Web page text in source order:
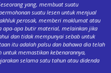
yang, membuat suatu
suatu lesen untuk menjual
perosak, memberi maklumat atau
apa-apa butir material, melainkan jika
dan tidak mempunyai sebab untuk
itu adalah palsu dan bahawa dia telah
memastikan kebenarannya,
selama satu tahun atau didenda